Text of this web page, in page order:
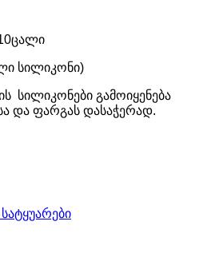
სილიკონი)
სილიკონები გამოიყენება
და ფარგას დასაჭერად.